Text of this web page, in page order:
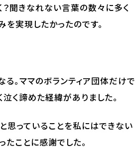
聞きなれない言葉の数々に多く
を実現したかったのです。
。ママのボランティア団体だけで
く諦めた経緯がありました。
思っていることを私にはできない
たことに感謝でした。